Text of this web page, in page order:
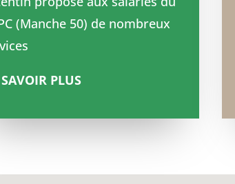
(Manche 50) de nombreux
PLUS